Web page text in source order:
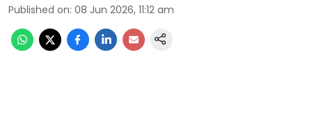
Published on: 08 Jun 2026, 11:12 am